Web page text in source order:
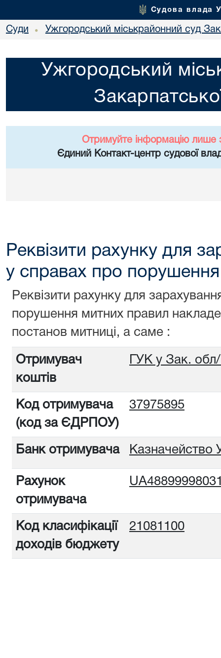
Судова влада
Суди • Ужгородський міськрайонний суд
Ужгородський
Отримуйте інформацію лише
Єдиний Контакт-центр судової
Реквізити рахунку для
у справах про
Реквізити рахунку для
порушення митних правил
постанов митниці, а саме :
Отримувач
коштів
ГУК у Зак.
Код отримувача
(код за ЄДРПОУ)
37975895
Банк отримувача Казначейство
Рахунок
отримувача
Код класифікації
доходів бюджету
21081100